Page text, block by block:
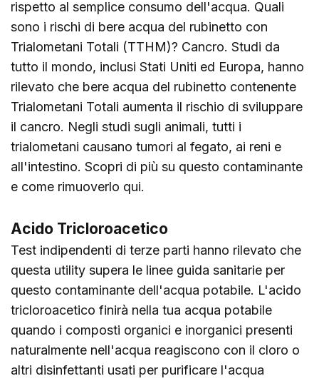
rispetto al semplice consumo dell'acqua. Quali
sono i rischi di bere acqua del rubinetto con
Trialometani Totali (TTHM)? Cancro. Studi da
tutto il mondo, inclusi Stati Uniti ed Europa, hanno
rilevato che bere acqua del rubinetto contenente
Trialometani Totali aumenta il rischio di sviluppare
il cancro. Negli studi sugli animali, tutti i
trialometani causano tumori al fegato, ai reni e
all'intestino. Scopri di più su questo contaminante
e come rimuoverlo qui.
Acido Tricloroacetico
Test indipendenti di terze parti hanno rilevato che
questa utility supera le linee guida sanitarie per
questo contaminante dell'acqua potabile. L'acido
tricloroacetico finirà nella tua acqua potabile
quando i composti organici e inorganici presenti
naturalmente nell'acqua reagiscono con il cloro o
altri disinfettanti usati per purificare l'acqua